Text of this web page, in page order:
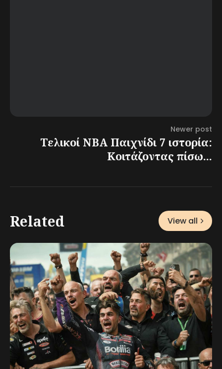
Newer post
Τελικοί NBA Παιχνίδι 7 ιστορία:
Κοιτάζοντας πίσω...
Related View all